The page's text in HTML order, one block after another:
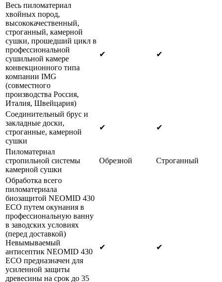
Весь пиломатериал
хвойных пород,
высококачественный,
строганный, камерной
сушки, прошедший цикл в
профессиональной
сушильной камере
конвекционного типа
компании IMG
(совместного
производства Россия,
Италия, Швейцария)
✔ ✔
Соединительный брус и
закладные доски,
строганные, камерной
сушки
✔ ✔
Пиломатериал
стропильной системы
камерной сушки
Обрезной Строганный
Обработка всего
пиломатериала
биозащитой NEOMID 430
ECO путем окунания в
профессиональную ванну
в заводских условиях
(перед доставкой)
Невымываемый
антисептик NEOMID 430
ECO предназначен для
усиленной защиты
древесины на срок до 35
✔ ✔